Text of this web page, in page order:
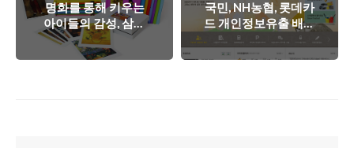
명화를 통해 키우는
아이들의 감성, 삼성
명화갤러리
국민, NH농협, 롯데카
드 개인정보유출 배상
과 외국 정보유출 배
상 사례를 비교해보